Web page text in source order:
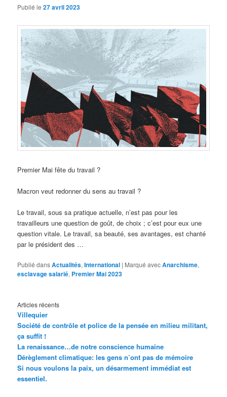
Publié le27 avril 2023
Premier Mai fête du travail ?
Macron veut redonner du sens au travail ?
Le travail, sous sa pratique actuelle, n’est pas pour les
travailleurs une question de goût, de choix ; c’est pour eux une
question vitale. Le travail, sa beauté, ses avantages, est chanté
par le président des …
Publié dansActualités,International | Marqué avecAnarchisme,
esclavage salarié, Premier Mai 2023
Articles récents
Villequier
Société de contrôle et police de la pensée en milieu militant,
ça suffit !
La renaissance…de notre conscience humaine
Dérèglement climatique: les gens n’ont pas de mémoire
Si nous voulons la paix, un désarmement immédiat est
essentiel.